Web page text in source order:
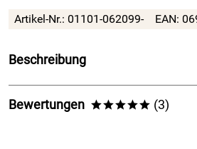
Artikel-Nr.: 01101-062099- EAN:
Beschreibung
!!! Finaler SALE !!! Alles
nutzen Sie Ihre letzte
Bewertungen ***** (3)